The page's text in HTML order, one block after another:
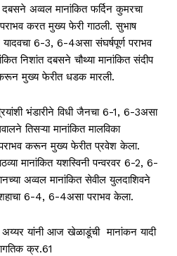
दबसने अव्वल मानांकित फर्दिन कुमरचा
करत मुख्य फेरी गाठली. सुभाष
यादवचा 6-3, 6-4असा संघर्षपूर्ण पराभव
निशांत दबसने चौथ्या मानांकित संदीप
मुख्य फेरीत धडक मारली.
भंडारीने विधी जैनचा 6-1, 6-3असा
तिसऱ्या मानांकित मालविका
करून मुख्य फेरीत प्रवेश केला.
मानांकित यशस्विनी पन्वरवर 6-2, 6-
अव्वल मानांकित सेवील युलदाशिवने
शहाचा 6-4, 6-4असा पराभव केला.
यांनी आज खेळाडूंची मानांकन यादी
क्र.61